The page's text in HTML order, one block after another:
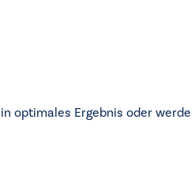
optimales Ergebnis oder